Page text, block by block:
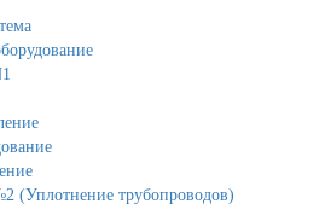
(Уплотнение трубопроводов)